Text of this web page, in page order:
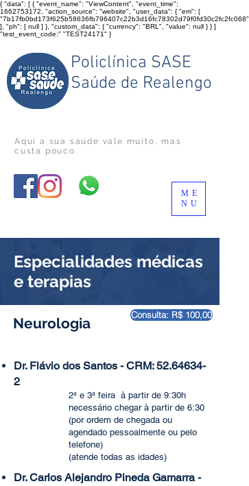
{ "data": [ { "event_name": "ViewContent", "event_time":
1662753172, "action_source": "website", "user_data": { "em": [
"7b17fb0bd173f625b58636fb796407c22b3d16fc78302d79f0fd30c2fc2fc068"
], "ph": [ null ] }, "custom_data": { "currency": "BRL", "value": null } } ]
"test_event_code:" "TEST24171" }
Policlínica SASE
Saúde de Realengo
Aqui a sua saúde vale muito , mas
custa pouco.
ME
NU
Especialidades médicas
e terapias
Neurologia Consulta: R$ 100,00
Dr. Flávio dos Santos - CRM:52.64634-
2
2ª e 3ª feira à partir de 9:30h
necessário chegar à partir de 6:30
(por ordem de chegada ou
agendado pessoalmente ou pelo
telefone)
(atende todas as idades)
Dr. Carlos Alejandro Pineda Gamarra -